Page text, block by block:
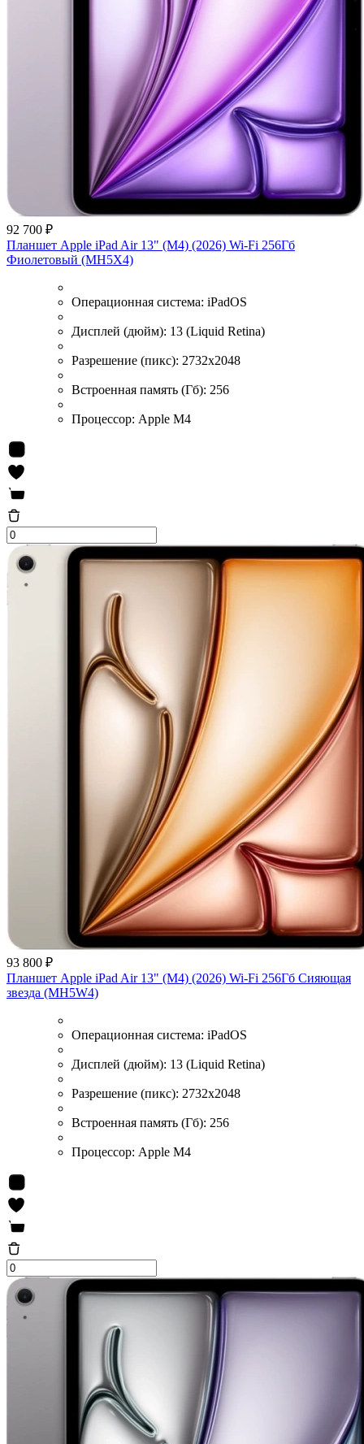
92 700 ₽
Планшет Apple iPad Air 13" (M4) (2026) Wi-Fi 256Гб
Фиолетовый (MH5X4)
Операционная система: iPadOS
Дисплей (дюйм): 13 (Liquid Retina)
Разрешение (пикс): 2732x2048
Встроенная память (Гб): 256
Процессор: Apple M4
93 800 ₽
Планшет Apple iPad Air 13" (M4) (2026) Wi-Fi 256Гб Сияющая
звезда (MH5W4)
Операционная система: iPadOS
Дисплей (дюйм): 13 (Liquid Retina)
Разрешение (пикс): 2732x2048
Встроенная память (Гб): 256
Процессор: Apple M4